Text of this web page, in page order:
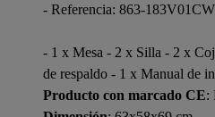
- Referencia: 863-183V01CW
- 1 x Mesa - 2 x Silla - 2 x
de respaldo - 1 x Manual de
Producto con marcado CE: